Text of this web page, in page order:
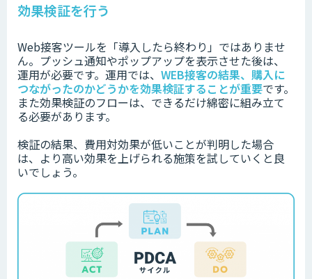
効果検証を行う
Web接客ツールを「導入したら終わり」ではありませ
ん。プッシュ通知やポップアップを表示させた後は、
運用が必要です。 運用では、 WEB接客の結果、購入に
つながったのかどうかを効果検証することが重要です。
また効果検証のフローは、できるだけ綿密に組み立て
る必要があります。
検証の結果、費用対効果が低いことが判明した場合
は、より高い効果を上げられる施策を試していくと良
いでしょう。